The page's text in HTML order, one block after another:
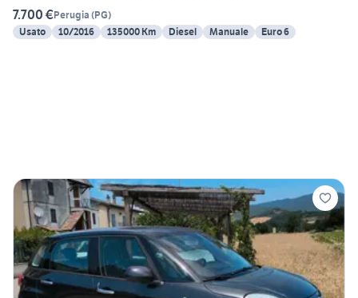
7.700 €Perugia (PG)
Usato
10/2016 135000 Km Diesel Manuale Euro 6